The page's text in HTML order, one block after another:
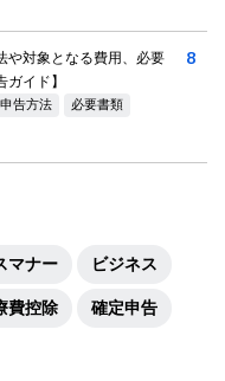
や対象となる費用、必要
イド】
申告方法 必要書類
8
マナー
ビジネス
費控除
確定申告